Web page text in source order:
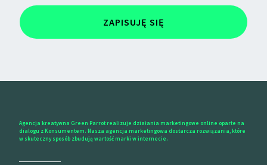
W reklamie sprawdzają się różne konwencje.
Na przykład oldschoolowe porno.
chipsów: Golden Sriracha.
motyw gatunku, czyli wizytę hydraulika.
ZAPISUJĘ SIĘ
Agencja kreatywna Green Parrot realizuje działania marketingowe online oparte na
dialogu z Konsumentem. Nasza agencja marketingowa dostarcza rozwiązania, które
w skuteczny sposób zbudują wartość marki w internecie.